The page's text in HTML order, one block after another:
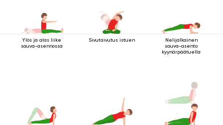
Ylös ja alas liike
sauva-asennossa
Sivutaivutus istuen
Nelijalkainen
sauva-asento
kyynärpäätuella